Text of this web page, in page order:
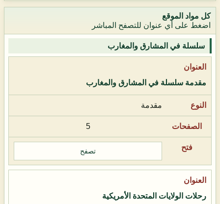
كل مواد الموقع
اضغط على أي عنوان للتصفح المباشر
سلسلة في المشارق والمغارب
مقدمة سلسلة في المشارق والمغارب
مقدمة
5
تصفح
رحلات الولايات المتحدة الأمريكية